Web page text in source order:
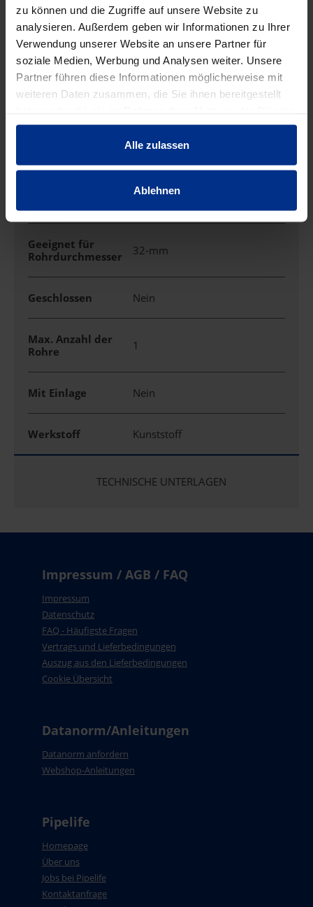
zu können und die Zugriffe auf unsere Website zu
analysieren. Außerdem geben wir Informationen zu Ihrer
Verwendung unserer Website an unsere Partner für
soziale Medien, Werbung und Analysen weiter. Unsere
Partner führen diese Informationen möglicherweise mit
weiteren Daten zusammen, die Sie ihnen bereitgestellt
gesammelt haben.
Alle zulassen
Ablehnen
EIGENSCHAFTEN
Befestigungsart Schraubloch
Geeignet für
Rohrdurchmesser
32-mm
Geschlossen Nein
Max. Anzahl der
Rohre
1
Mit Einlage Nein
Werkstoff Kunststoff
TECHNISCHE UNTERLAGEN
Impressum / AGB / FAQ
Impressum
Datenschutz
FAQ - Häufigste Fragen
Vertrags und Lieferbedingungen
Auszug aus den Lieferbedingungen
Cookie Übersicht
Datanorm/Anleitungen
Datanorm anfordern
Webshop-Anleitungen
Pipelife
Homepage
Über uns
Jobs bei Pipelife
Kontaktanfrage